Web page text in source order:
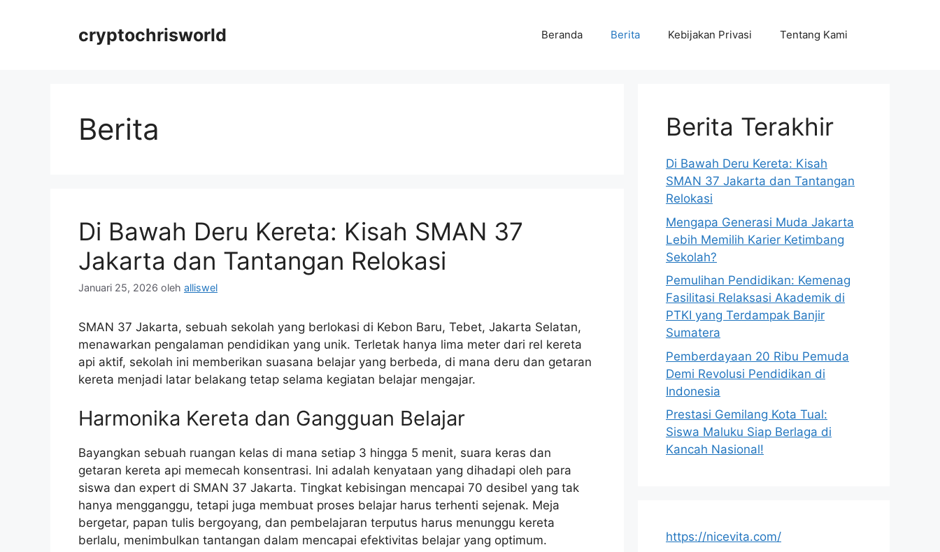
cryptochrisworld Beranda Berita Kebijakan Privasi Tentang Kami
Berita
Di Bawah Deru Kereta: Kisah SMAN 37
Jakarta dan Tantangan Relokasi
Januari 25, 2026 oleh alliswel
SMAN 37 Jakarta, sebuah sekolah yang berlokasi di Kebon Baru, Tebet, Jakarta Selatan,
menawarkan pengalaman pendidikan yang unik. Terletak hanya lima meter dari rel kereta
api aktif, sekolah ini memberikan suasana belajar yang berbeda, di mana deru dan getaran
kereta menjadi latar belakang tetap selama kegiatan belajar mengajar.
Harmonika Kereta dan Gangguan Belajar
Bayangkan sebuah ruangan kelas di mana setiap 3 hingga 5 menit, suara keras dan
getaran kereta api memecah konsentrasi. Ini adalah kenyataan yang dihadapi oleh para
siswa dan expert di SMAN 37 Jakarta. Tingkat kebisingan mencapai 70 desibel yang tak
hanya mengganggu, tetapi juga membuat proses belajar harus terhenti sejenak. Meja
bergetar, papan tulis bergoyang, dan pembelajaran terputus harus menunggu kereta
berlalu, menimbulkan tantangan dalam mencapai efektivitas belajar yang optimum.
Berita Terakhir
Di Bawah Deru Kereta: Kisah
SMAN 37 Jakarta dan Tantangan
Relokasi
Mengapa Generasi Muda Jakarta
Lebih Memilih Karier Ketimbang
Sekolah?
Pemulihan Pendidikan: Kemenag
Fasilitasi Relaksasi Akademik di
PTKI yang Terdampak Banjir
Sumatera
Pemberdayaan 20 Ribu Pemuda
Demi Revolusi Pendidikan di
Indonesia
Prestasi Gemilang Kota Tual:
Siswa Maluku Siap Berlaga di
Kancah Nasional!
https://nicevita.com/